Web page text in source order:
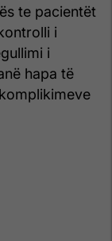
te pacientët
i
i
hapa të